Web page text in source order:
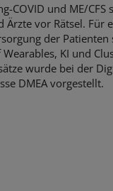
COVID und ME/CFS
Ärzte vor Rätsel. Für
der Patienten
Wearables, KI und
wurde bei der
DMEA vorgestellt.